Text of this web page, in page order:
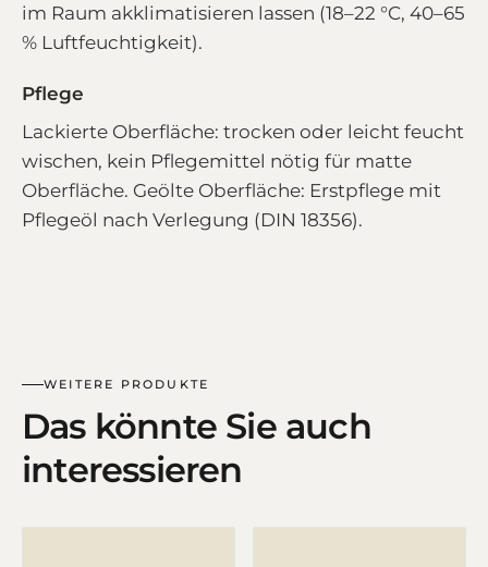
im Raum akklimatisieren lassen (18–22 °C, 40–65
% Luftfeuchtigkeit).
Pflege
Lackierte Oberfläche: trocken oder leicht feucht
wischen, kein Pflegemittel nötig für matte
Oberfläche. Geölte Oberfläche: Erstpflege mit
Pflegeöl nach Verlegung (DIN 18356).
WEITERE PRODUKTE
Das könnte Sie auch
interessieren